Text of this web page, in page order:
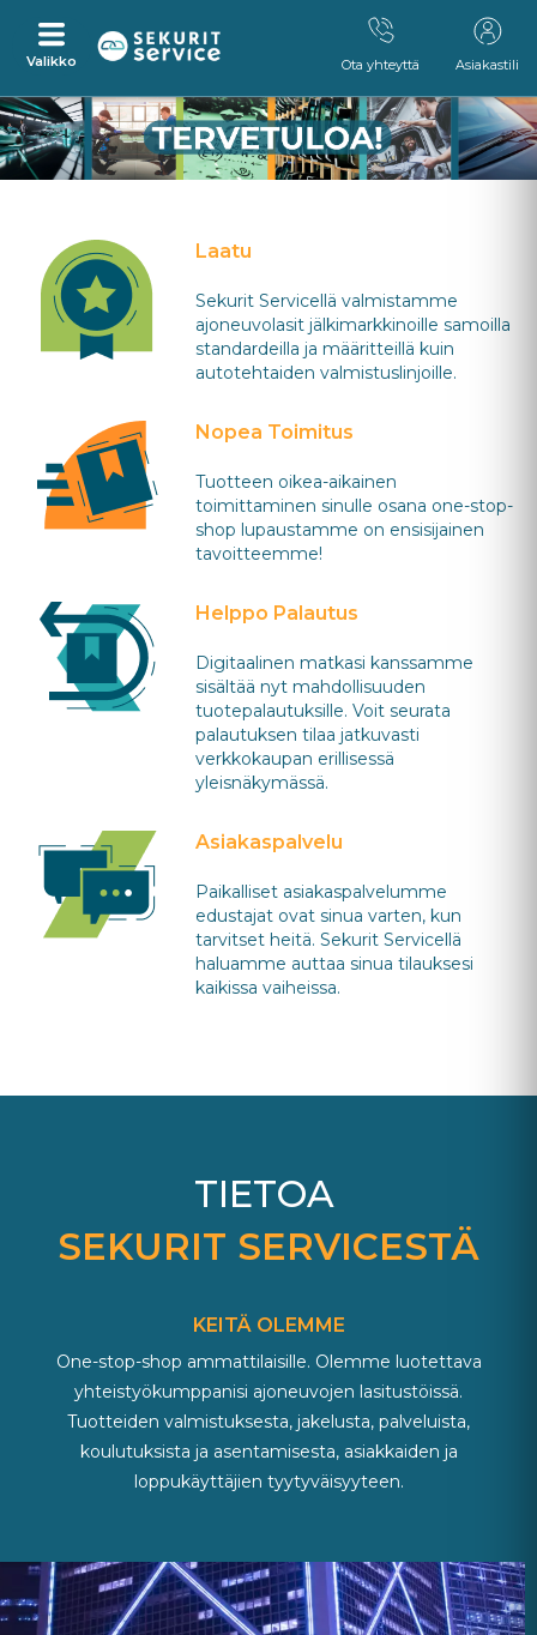
Siirry
suoraan
sisältöön
Siirry
navigointivalikkoon
Valikko Asiakastili
Ota yhteyttä
Laatu
Sekurit Servicellä valmistamme
ajoneuvolasit jälkimarkkinoille samoilla
standardeilla ja määritteillä kuin
autotehtaiden valmistuslinjoille.
Nopea Toimitus
Tuotteen oikea-aikainen
toimittaminen sinulle osana one-stop-
shop lupaustamme on ensisijainen
tavoitteemme!
Helppo Palautus
Digitaalinen matkasi kanssamme
sisältää nyt mahdollisuuden
tuotepalautuksille. Voit seurata
palautuksen tilaa jatkuvasti
verkkokaupan erillisessä
yleisnäkymässä.
Asiakaspalvelu
Paikalliset asiakaspalvelumme
edustajat ovat sinua varten, kun
tarvitset heitä. Sekurit Servicellä
haluamme auttaa sinua tilauksesi
kaikissa vaiheissa.
TIETOA
SEKURIT SERVICESTÄ
KEITÄ OLEMME
One-stop-shop ammattilaisille. Olemme luotettava
yhteistyökumppanisi ajoneuvojen lasitustöissä.
Tuotteiden valmistuksesta, jakelusta, palveluista,
koulutuksista ja asentamisesta, asiakkaiden ja
loppukäyttäjien tyytyväisyyteen.